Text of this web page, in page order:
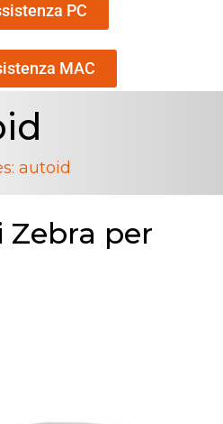
PC
MAC
autoid
Zebra per